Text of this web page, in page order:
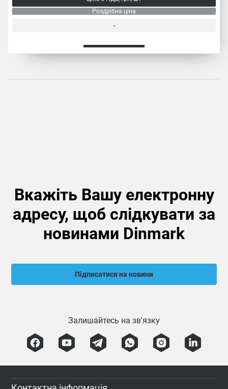
Роздрібна ціна
-
Вкажіть Вашу електронну
адресу, щоб слідкувати за
новинами Dinmark
Підписатися на новини
Залишайтесь на зв'язку